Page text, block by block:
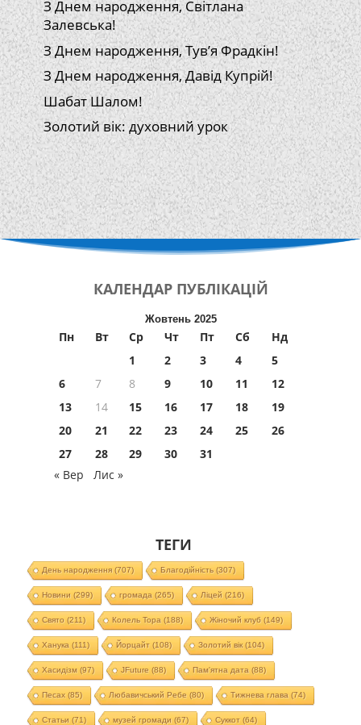
З Днем народження, Світлана
Залевська!
З Днем народження, Тув’я Фрадкін!
З Днем народження, Давід Купрій!
Шабат Шалом!
Золотий вік: духовний урок
КАЛЕНДАР ПУБЛІКАЦІЙ
Жовтень 2025
Пн Вт Ср Чт Пт Сб
Нд
1
2 3 4
5
6
7 8 9 10 11
12
13
14 15 16 17 18
19
20
21 22 23 24 25
26
27
28 29 30
31
« Вер
Лис »
ТЕГИ
День народження(707) Благодійність (307)
Новини (299) громада (265) Ліцей (216)
Свято (211) Колель Тора (188) Жіночий клуб (149)
Ханука (111) Йорцайт (108) Золотий вік(104)
Хасидізм (97) JFuture (88) Пам'ятна дата (88)
Песах(85) Любавичський Ребе (80) Тижнева глава (74)
Статьи (71) музей громади (67) Суккот (64)